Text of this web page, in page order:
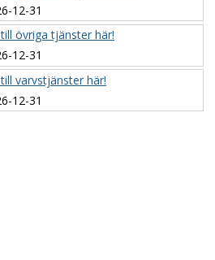
12-31
övriga tjänster här!
12-31
varvstjänster här!
12-31